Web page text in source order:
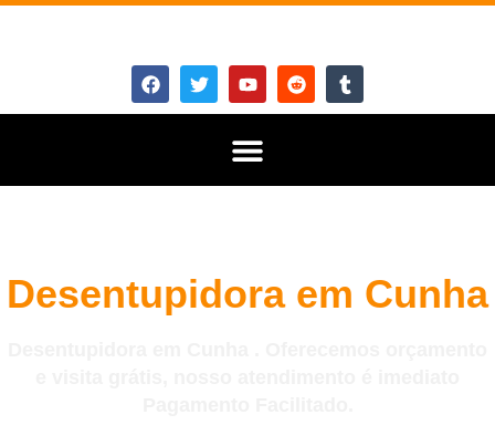
Desentupidora em Cunha